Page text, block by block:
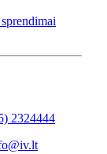
2324444